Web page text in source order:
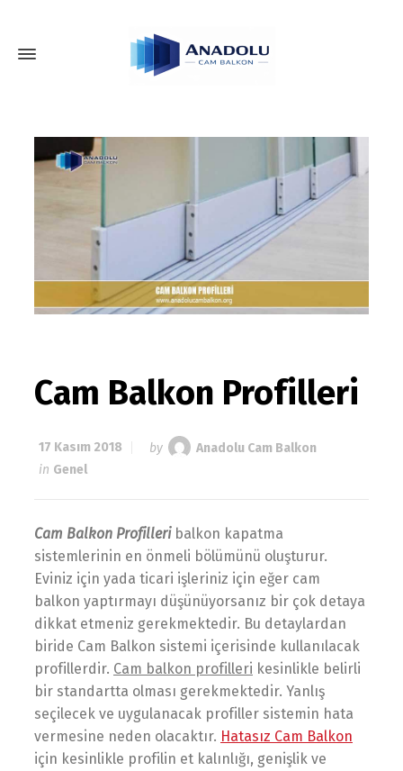
Cam Balkon Profilleri
17 Kasım 2018 by
Anadolu Cam Balkon
in Genel
Cam Balkon Profilleribalkon kapatma
sistemlerinin en önmeli bölümünü oluşturur.
Eviniz için yada ticari işleriniz için eğer cam
balkon yaptırmayı düşünüyorsanız bir çok detaya
dikkat etmeniz gerekmektedir. Bu detaylardan
biride Cam Balkon sistemi içerisinde kullanılacak
profillerdir. Cam balkon profilleri kesinlikle belirli
bir standartta olması gerekmektedir. Yanlış
seçilecek ve uygulanacak profiller sistemin hata
vermesine neden olacaktır. Hatasız Cam Balkon
için kesinlikle profilin et kalınlığı, genişlik ve